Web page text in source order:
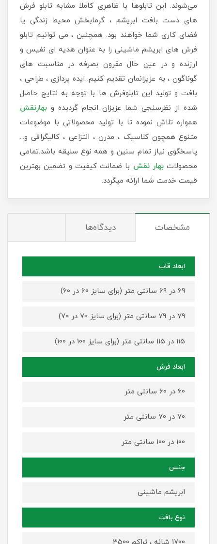
می‌شوند. این تابلوها با ظاهری کاملا مشابه تابلو فرش
های دست بافت ابریشم ، گرمابخش محیط زندگی یا
فضای کاری شما خواهند بود. همچنین ، می توانیم تابلو
فرش های ابریشم ماشینی را به عنوان هدیه ای نفیس و
ارزنده و در عین حال مقرون بصرفه در مناسبت های
گوناگون ، به عزیزانمان تقدیم کنیم. ایده پردازی ، طراحی ،
بافت و تولید این تابلوفرش ها با توجه به نتایج حاصل
شده از نظرسنجی شما عزیزان انجام گردیده و بهارنقش
همواره تلاش نموده تا با تولید محصولاتی با موضوعات
متنوع همچون کلاسیک ، مدرن ، انتزاعی ، کالیگرافی و...
پاسخگوی نیاز تمام سنین و همه نوع سلیقه باشد.تمامی
محصولاتبهار نقش با ضمانت کیفیت و تضمین بهترین
قیمت خدمت شما ارائه میگردد.
مشخصات دیدگاه‌ها
ابعاد قاب
69 در 69 سانتی متر (برای سایز 60 در 60)
79 در 79 سانتی متر (برای سایز 70 در 70)
115 در 115 سانتی متر (برای سایز 100 در 100)
ابعاد فرش
60 در 60 سانتی متر
70 در 70 سانتی متر
100 در 100 سانتی متر
جنس
ابریشم ماشینی
نوع بافت